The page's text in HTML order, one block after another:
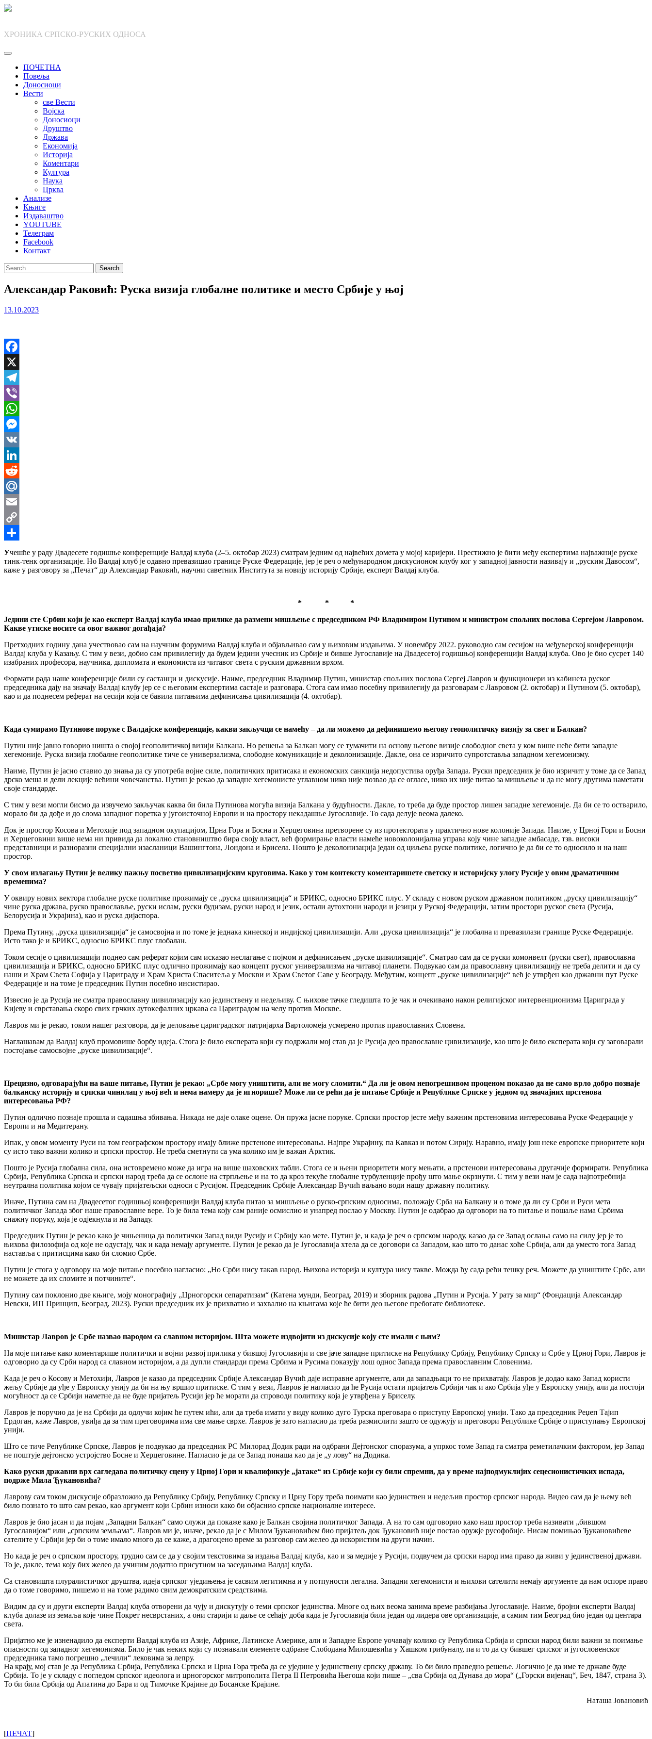
Skip
ХРОНИКА СРПСКО-РУСКИХ ОДНОСА
ПОЧЕТНА
Повеља
Доносиоци
Вести
све Вести
Војска
Доносиоци
Друштво
Држава
Економија
Историја
Коментари
Култура
Наука
Црква
Анализе
Књиге
Издаваштво
YOUTUBE
Телеграм
Facebook
Контакт
Search
for:
Александар Раковић: Руска визија глобалне политике и место Србије у њој
13.10.2023
Facebook
X
Telegram
Viber
WhatsApp
Messenger
VK
LinkedIn
Reddit
Mail.Ru
Email
Copy
Link
Share
Учешће у раду Двадесете годишње конференције Валдај клуба (2–5. октобар 2023) сматрам једним од највећих домета у мојој каријери. Престижно је бити међу експертима најважније руске
тинк-тенк организације. Но Валдај клуб је одавно превазишао границе Руске Федерације, јер је реч о међународном дискусионом клубу ког у западној јавности називају и „руским Давосом“,
каже у разговору за „Печат“ др Александар Раковић, научни саветник Института за новију историју Србије, експерт Валдај клуба.
* * *
Једини сте Србин који је као експерт Валдај клуба имао прилике да размени мишљење с председником РФ Владимиром Путином и министром спољних послова Сергејом Лавровом.
Каквe утиске носите са овог важног догађаја?
Претходних годину дана учествовао сам на научним форумима Валдај клуба и објављивао сам у њиховим издањима. У новембру 2022. руководио сам сесијом на међуверској конференцији
Валдај клуба у Казању. С тим у вези, добио сам привилегију да будем једини учесник из Србије и бивше Југославије на Двадесетој годишњој конференцији Валдај клуба. Ово је био сусрет 140
изабраних професора, научника, дипломата и економиста из читавог света с руским државним врхом.
Формати рада наше конференције били су састанци и дискусије. Наиме, председник Владимир Путин, министар спољних послова Сергеј Лавров и функционери из кабинета руског
председника дају на значају Валдај клубу јер се с његовим експертима састаје и разговара. Стога сам имао посебну привилегију да разговарам с Лавровом (2. октобар) и Путином (5. октобар),
као и да поднесем реферат на сесији која се бавила питањима дефинисања цивилизација (4. октобар).
Када сумирамо Путинове поруке с Валдајске конференције, какви закључци се намећу – да ли можемо да дефинишемо његову геополитичку визију за свет и Балкан?
Путин није јавно говорио ништа о својој геополитичкој визији Балкана. Но решења за Балкан могу се тумачити на основу његове визије слободног света у ком више неће бити западне
хегемоније. Руска визија глобалне геополитике тиче се универзализма, слободне комуникације и деколонизације. Дакле, она се изричито супротставља западном хегемонизму.
Наиме, Путин је јасно ставио до знања да су употреба војне силе, политичких притисака и економских санкција недопустива оруђа Запада. Руски председник је био изричит у томе да се Запад
дрско меша и дели лекције већини човечанства. Путин је рекао да западне хегемонисте углавном нико није позвао да се огласе, нико их није питао за мишљење и да не могу другима наметати
своје стандарде.
С тим у вези могли бисмо да извучемо закључак каква би била Путинова могућа визија Балкана у будућности. Дакле, то треба да буде простор лишен западне хегемоније. Да би се то остварило,
морало би да дође и до слома западног поретка у југоисточној Европи и на простору некадашње Југославије. То сада делује веома далеко.
Док је простор Косова и Метохије под западном окупацијом, Црна Гора и Босна и Херцеговина претворене су из протектората у практично нове колоније Запада. Наиме, у Црној Гори и Босни
и Херцеговини више нема ни привида да локално становништво бира своју власт, већ формирање власти намеће новоколонијална управа коју чине западне амбасаде, тзв. високи
представници и разноразни специјални изасланици Вашингтона, Лондона и Брисела. Пошто је деколонизација један од циљева руске политике, логично је да би се то односило и на наш
простор.
У свом излагању Путин је велику пажњу посветио цивилизацијским круговима. Како у том контексту коментаришете светску и историјску улогу Русије у овим драматичним
временима?
У оквиру нових вектора глобалне руске политике прожимају се „руска цивилизација“ и БРИКС, односно БРИКС плус. У складу с новом руском државном политиком „руску цивилизацију“
чине руска држава, руско православље, руски ислам, руски будизам, руски народ и језик, остали аутохтони народи и језици у Руској Федерацији, затим простори руског света (Русија,
Белорусија и Украјина), као и руска дијаспора.
Према Путину, „руска цивилизација“ је самосвојна и по томе је једнака кинеској и индијској цивилизацији. Али „руска цивилизација“ је глобална и превазилази границе Руске Федерације.
Исто тако је и БРИКС, односно БРИКС плус глобалан.
Током сесије о цивилизацији поднео сам реферат којим сам исказао неслагање с појмом и дефинисањем „руске цивилизације“. Сматрао сам да се руски комонвелт (руски свет), православна
цивилизација и БРИКС, односно БРИКС плус одлично прожимају као концепт руског универзализма на читавој планети. Подвукао сам да православну цивилизацију не треба делити и да су
наши и Храм Света Софија у Цариграду и Храм Христа Спаситеља у Москви и Храм Светог Саве у Београду. Међутим, концепт „руске цивилизације“ већ је утврђен као државни пут Руске
Федерације и на томе је председник Путин посебно инсистирао.
Извесно је да Русија не сматра православну цивилизацију као јединствену и недељиву. С њихове тачке гледишта то је чак и очекивано након религијског интервенционизма Цариграда у
Кијеву и сврставања скоро свих грчких аутокефалних цркава са Цариградом на челу против Москве.
Лавров ми је рекао, током нашег разговора, да је деловање цариградског патријарха Вартоломеја усмерено против православних Словена.
Наглашавам да Валдај клуб промовише борбу идеја. Стога је било експерата који су подржали мој став да је Русија део православне цивилизације, као што је било експерата који су заговарали
постојање самосвојне „руске цивилизације“.
Прецизно, одговарајући на ваше питање, Путин је рекао: „Србе могу уништити, али не могу сломити.“ Да ли је овом непогрешивом проценом показао да не само врло добро познаје
балканску историју и српски чинилац у њој већ и нема намеру да је игнорише? Може ли се рећи да је питање Србије и Републике Српске у једном од значајних прстенова
интересовања РФ?
Путин одлично познаје прошла и садашња збивања. Никада не даје олаке оцене. Он пружа јасне поруке. Српски простор јесте међу важним прстеновима интересовања Руске Федерације у
Европи и на Медитерану.
Ипак, у овом моменту Руси на том географском простору имају ближе прстенове интересовања. Најпре Украјину, па Кавказ и потом Сирију. Наравно, имају још неке европске приоритете који
су исто тако важни колико и српски простор. Не треба сметнути са ума колико им је важан Арктик.
Пошто је Русија глобална сила, она истовремено може да игра на више шаховских табли. Стога се и њени приоритети могу мењати, а прстенови интересовања другачије формирати. Република
Србија, Република Српска и српски народ треба да се ослоне на стрпљење и на то да кроз текуће глобалне турбуленције прођу што мање окрзнути. С тим у вези нам је сада најпотребнија
неутрална политика којом се чувају пријатељски односи с Русијом. Председник Србије Александар Вучић ваљано води нашу државну политику.
Иначе, Путина сам на Двадесетог годишњој конференцији Валдај клуба питао за мишљење о руско-српским односима, положају Срба на Балкану и о томе да ли су Срби и Руси мета
политичког Запада због наше православне вере. То је била тема коју сам раније осмислио и унапред послао у Москву. Путин је одабрао да одговори на то питање и пошаље нама Србима
снажну поруку, која је одјекнула и на Западу.
Председник Путин је рекао како је чињеница да политички Запад види Русију и Србију као мете. Путин је, и када је реч о српском народу, казао да се Запад ослања само на силу јер је то
њихова филозофија од које не одустају, чак и када немају аргументе. Путин је рекао да је Југославија хтела да се договори са Западом, као што то данас хоће Србија, али да уместо тога Запад
наставља с притисцима како би сломио Србе.
Путин је стога у одговору на моје питање посебно нагласио: „Но Срби нису такав народ. Њихова историја и култура нису такве. Можда ћу сада рећи тешку реч. Можете да уништите Србе, али
не можете да их сломите и потчините“.
Путину сам поклонио две књиге, моју монографију „Црногорски сепаратизам“ (Катена мунди, Београд, 2019) и зборник радова „Путин и Русија. У рату за мир“ (Фондација Александар
Невски, ИП Принцип, Београд, 2023). Руски председник их је прихватио и захвалио на књигама које ће бити део његове пребогате библиотеке.
Министар Лавров је Србе назвао народом са славном историјом. Шта можете издвојити из дискусије коју сте имали с њим?
На моје питање како коментарише политички и војни развој прилика у бившој Југославији и све јаче западне притиске на Републику Србију, Републику Српску и Србе у Црној Гори, Лавров је
одговорио да су Срби народ са славном историјом, а да дупли стандарди према Србима и Русима показују лош однос Запада према православним Словенима.
Када је реч о Косову и Метохији, Лавров је казао да председник Србије Александар Вучић даје исправне аргументе, али да западњаци то не прихватају. Лавров је додао како Запад користи
жељу Србије да уђе у Европску унију да би на њу вршио притиске. С тим у вези, Лавров је нагласио да ће Русија остати пријатељ Србији чак и ако Србија уђе у Европску унију, али да постоји
могућност да се Србији наметне да не буде пријатељ Русији јер ће морати да спроводи политику која је утврђена у Бриселу.
Лавров је поручио да је на Србији да одлучи којим ће путем ићи, али да треба имати у виду колико дуго Турска преговара о приступу Европској унији. Тако да председник Реџеп Тајип
Ердоган, каже Лавров, увиђа да за тим преговорима има све мање сврхе. Лавров је зато нагласио да треба размислити зашто се одужују и преговори Републике Србије о приступању Европској
унији.
Што се тиче Републике Српске, Лавров је подвукао да председник РС Милорад Додик ради на одбрани Дејтонског споразума, а упркос томе Запад га сматра реметилачким фактором, јер Запад
не поштује дејтонско устројство Босне и Херцеговине. Нагласио је да се Запад понаша као да је „у лову“ на Додика.
Како руски државни врх сагледава политичку сцену у Црној Гори и квалификује „јатаке“ из Србије који су били спремни, да у време најподмуклијих сецесионистичких испада,
подрже Мила Ђукановића?
Лаврову сам током дискусије образложио да Републику Србију, Републику Српску и Црну Гору треба поимати као јединствен и недељив простор српског народа. Видео сам да је њему већ
било познато то што сам рекао, као аргумент који Србин износи како би објаснио српске националне интересе.
Лавров је био јасан и да појам „Западни Балкан“ само служи да покаже како је Балкан својина политичког Запада. А на то сам одговорио како наш простор треба називати „бившом
Југославијом“ или „српским земљама“. Лавров ми је, иначе, рекао да је с Милом Ђукановићем био пријатељ док Ђукановић није постао оружје русофобије. Нисам помињао Ђукановићеве
сателите у Србији јер би о томе имало много да се каже, а драгоцено време за разговор сам желео да искористим на други начин.
Но када је реч о српском простору, трудио сам се да у својим текстовима за издања Валдај клуба, као и за медије у Русији, подвучем да српски народ има право да живи у јединственој држави.
То је, дакле, тема коју бих желео да учиним додатно присутном на заседањима Валдај клуба.
Са становишта плуралистичког друштва, идеја српског уједињења је сасвим легитимна и у потпуности легална. Западни хегемонисти и њихови сателити немају аргументе да нам оспоре право
да о томе говоримо, пишемо и на томе радимо свим демократским средствима.
Видим да су и други експерти Валдај клуба отворени да чују и дискутују о теми српског јединства. Многе од њих веома занима време разбијања Југославије. Наиме, бројни експерти Валдај
клуба долазе из земаља које чине Покрет несврстаних, а они старији и даље се сећају доба када је Југославија била један од лидера ове организације, а самим тим Београд био један од центара
света.
Пријатно ме је изненадило да експерти Валдај клуба из Азије, Африке, Латинске Америке, али и Западне Европе уочавају колико су Република Србија и српски народ били важни за поимање
опасности од западног хегемонизма. Било је чак неких који су познавали елементе одбране Слободана Милошевића у Хашком трибуналу, па и то да су бившег српског и југословенског
председника тамо погрешно „лечили“ лековима за лепру.
На крају, мој став је да Република Србија, Република Српска и Црна Гора треба да се уједине у јединствену српску државу. То би било праведно решење. Логично је да име те државе буде
Србија. То је у складу с погледом српског идеолога и црногорског митрополита Петра II Петровића Његоша који пише – „сва Србија од Дунава до мора“ („Горски вијенац“, Беч, 1847, страна 3).
То би била Србија од Апатина до Бара и од Тимочке Крајине до Босанске Крајине.
Наташа Јовановић
[ПЕЧАТ]